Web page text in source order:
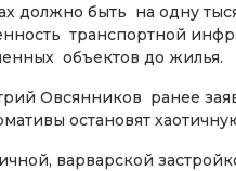
должно быть на одну
транспортной
объектов до жилья.
Овсянников ранее
остановят
варварской